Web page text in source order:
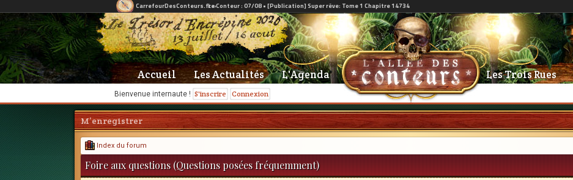
Bienvenue internaute ! S'inscrire Connexion
Accueil Les Actualités L'Agenda Les Trois Rues
M’enregistrer
Index du forum
Foire aux questions (Questions posées fréquemment)